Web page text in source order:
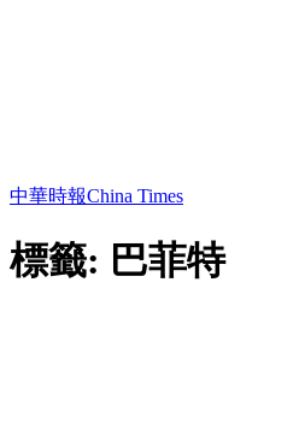
中華時報China Times
標籤: 巴菲特